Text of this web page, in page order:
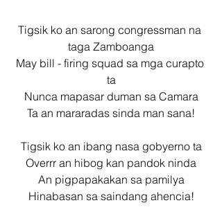
Tigsik ko an sarong congressman na
taga Zamboanga
May bill - firing squad sa mga curapto
ta
Nunca mapasar duman sa Camara
Ta an mararadas sinda man sana!
Tigsik ko an ibang nasa gobyerno ta
Overrr an hibog kan pandok ninda
An pigpapakakan sa pamilya
Hinabasan sa saindang ahencia!